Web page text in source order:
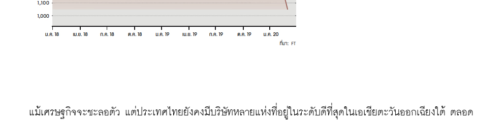
แม้เศรษฐกิจจะชะลอตัว แต่ประเทศไทยยังคงมีบริษัทหลายแห่งที่อยู่ในระดับดีที่สุดในเอเชียตะวันออกเฉียงใต้ ตลอด